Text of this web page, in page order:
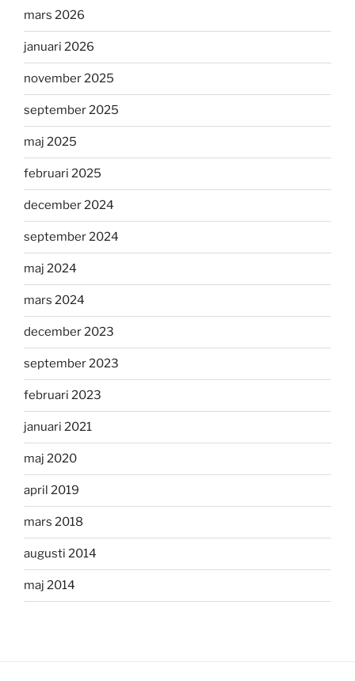
mars 2026
januari 2026
november 2025
september 2025
maj 2025
februari 2025
december 2024
september 2024
maj 2024
mars 2024
december 2023
september 2023
februari 2023
januari 2021
maj 2020
april 2019
mars 2018
augusti 2014
maj 2014